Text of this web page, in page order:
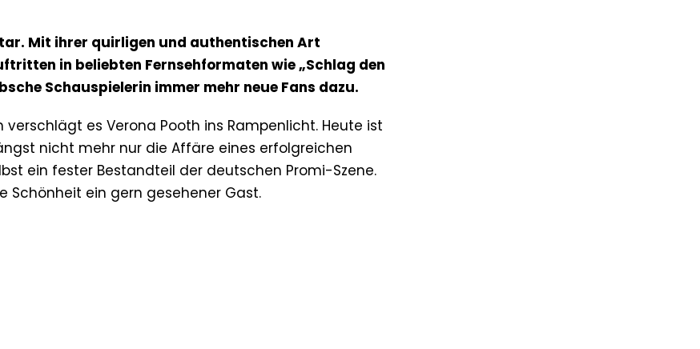
Mit ihrer quirligen und authentischen Art
in beliebten Fernsehformaten wie „Schlag den
Schauspielerin immer mehr neue Fans dazu.
es Verona Pooth ins Rampenlicht. Heute ist
nicht mehr nur die Affäre eines erfolgreichen
ein fester Bestandteil der deutschen Promi-Szene.
Schönheit ein gern gesehener Gast.